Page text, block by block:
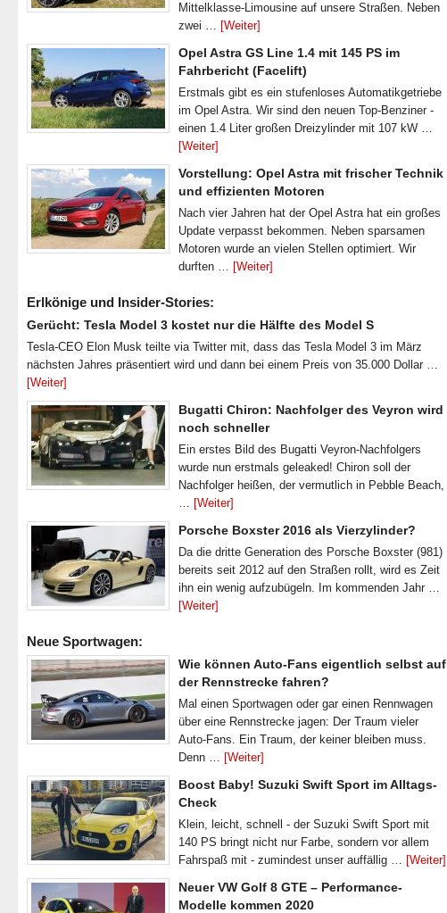
Mittelklasse-Limousine auf unsere Straßen. Neben
zwei … [Weiter]
Opel Astra GS Line 1.4 mit 145 PS im
Fahrbericht (Facelift)
Erstmals gibt es ein stufenloses Automatikgetriebe
im Opel Astra. Wir sind den neuen Top-Benziner -
einen 1.4 Liter großen Dreizylinder mit 107 kW …
[Weiter]
Vorstellung: Opel Astra mit frischer Technik
und effizienten Motoren
Nach vier Jahren hat der Opel Astra hat ein großes
Update verpasst bekommen. Neben sparsamen
Motoren wurde an vielen Stellen optimiert. Wir
durften … [Weiter]
Erlkönige und Insider-Stories:
Gerücht: Tesla Model 3 kostet nur die Hälfte des Model S
Tesla-CEO Elon Musk teilte via Twitter mit, dass das Tesla Model 3 im März
nächsten Jahres präsentiert wird und dann bei einem Preis von 35.000 Dollar …
[Weiter]
Bugatti Chiron: Nachfolger des Veyron wird
noch schneller
Ein erstes Bild des Bugatti Veyron-Nachfolgers
wurde nun erstmals geleaked! Chiron soll der
Nachfolger heißen, der vermutlich in Pebble Beach,
… [Weiter]
Porsche Boxster 2016 als Vierzylinder?
Da die dritte Generation des Porsche Boxster (981)
bereits seit 2012 auf den Straßen rollt, wird es Zeit
ihn ein wenig aufzubügeln. Im kommenden Jahr …
[Weiter]
Neue Sportwagen:
Wie können Auto-Fans eigentlich selbst auf
der Rennstrecke fahren?
Mal einen Sportwagen oder gar einen Rennwagen
über eine Rennstrecke jagen: Der Traum vieler
Auto-Fans. Ein Traum, der keiner bleiben muss.
Denn … [Weiter]
Boost Baby! Suzuki Swift Sport im Alltags-
Check
Klein, leicht, schnell - der Suzuki Swift Sport mit
140 PS bringt nicht nur Farbe, sondern vor allem
Fahrspaß mit - zumindest unser auffällig … [Weiter]
Neuer VW Golf 8 GTE – Performance-
Modelle kommen 2020